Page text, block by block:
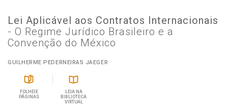
Lei Aplicável aos Contratos Internacionais
- O Regime Jurídico Brasileiro e a
Convenção do México
GUILHERME PEDERNEIRAS JAEGER
FOLHEIE
PÁGINAS
LEIA NA
BIBLIOTECA
VIRTUAL